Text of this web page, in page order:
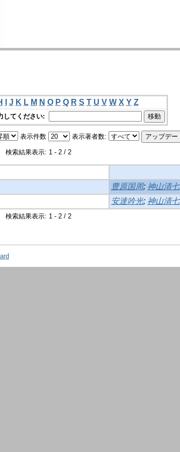
J K L M N O P Q R S T U V W X Y Z
してください:
表示件数 表示著者数:
検索結果表示: 1 - 2 / 2
豊原国周; 神山清七
安達吟光; 神山清七
検索結果表示: 1 - 2 / 2